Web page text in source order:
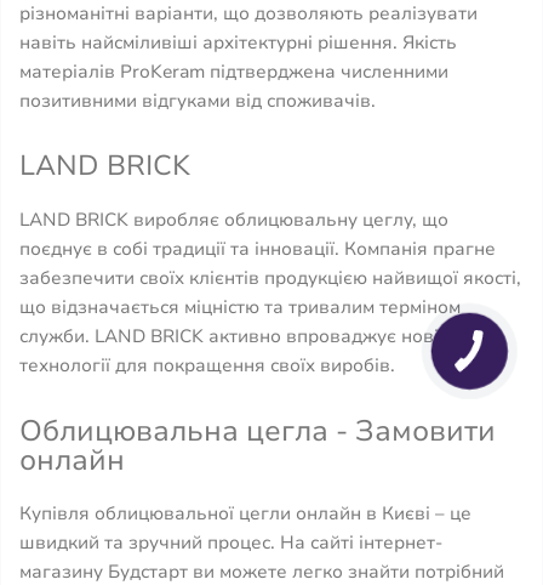
різноманітні варіанти, що дозволяють реалізувати
навіть найсміливіші архітектурні рішення. Якість
матеріалів ProKeram підтверджена численними
позитивними відгуками від споживачів.
LAND BRICK
LAND BRICK виробляє облицювальну цеглу, що
поєднує в собі традиції та інновації. Компанія прагне
забезпечити своїх клієнтів продукцією найвищої якості,
що відзначається міцністю та тривалим терміном
служби. LAND BRICK активно впроваджує нові
технології для покращення своїх виробів.
Облицювальна цегла - Замовити
онлайн
Купівля облицювальної цегли онлайн в Києві – це
швидкий та зручний процес. На сайті інтернет-
магазину Будстарт ви можете легко знайти потрібний